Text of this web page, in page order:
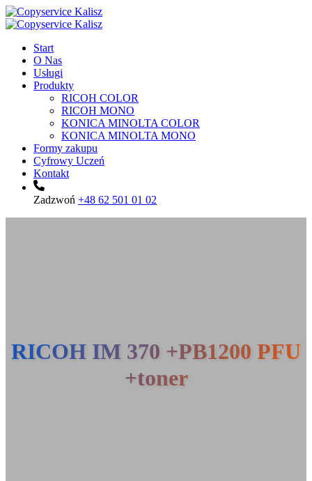
Start
O Nas
Usługi
Produkty
RICOH COLOR
RICOH MONO
KONICA MINOLTA COLOR
KONICA MINOLTA MONO
Formy zakupu
Cyfrowy Uczeń
Kontakt
Zadzwoń +48 62 501 01 02
RICOH IM 370 +PB1200 PFU
+toner